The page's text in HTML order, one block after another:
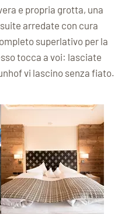
e propria grotta, una
arredate con cura
superlativo per la
tocca a voi: lasciate
vi lascino senza fiato.